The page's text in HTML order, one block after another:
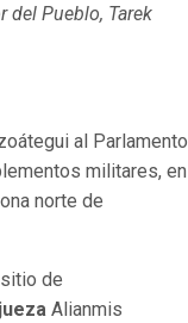
del Pueblo, Tarek
al Parlamento
militares, en
norte de
de
jueza Alianmis